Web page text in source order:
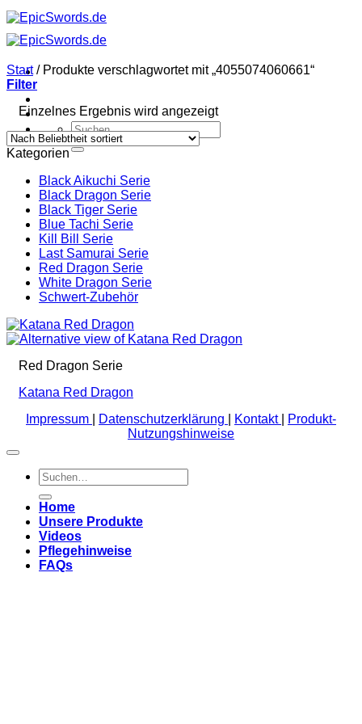
Zum
Inhalt
springen
Suchen
nach:
Start /Produkte verschlagwortet mit „4055074060661“
Filter
Einzelnes Ergebnis wird angezeigt
Kategorien
Black Aikuchi Serie
Black Dragon Serie
Black Tiger Serie
Blue Tachi Serie
Kill Bill Serie
Last Samurai Serie
Red Dragon Serie
White Dragon Serie
Schwert-Zubehör
Red Dragon Serie
Katana Red Dragon
Impressum
Datenschutzerklärung Kontakt
Produkt-
Nutzungshinweise
Suchen
nach:
Home
Unsere Produkte
Videos
Pflegehinweise
FAQs